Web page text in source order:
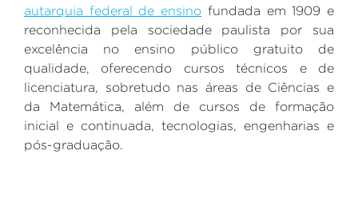
autarquia federal de ensino fundada em 1909 e
reconhecida pela sociedade paulista por sua
excelência no ensino público gratuito de
qualidade, oferecendo cursos técnicos e de
licenciatura, sobretudo nas áreas de Ciências e
da Matemática, além de cursos de formação
inicial e continuada, tecnologias, engenharias e
pós-graduação.